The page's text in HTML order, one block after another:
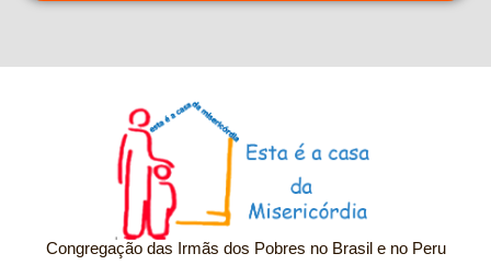
Congregação das Irmãs dos Pobres no Brasil e no Peru